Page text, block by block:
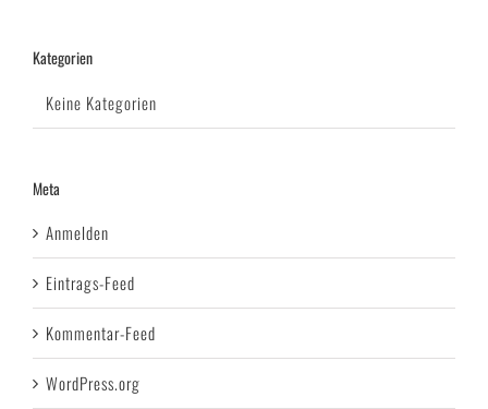
Kategorien
Keine Kategorien
Meta
Anmelden
Eintrags-Feed
Kommentar-Feed
WordPress.org